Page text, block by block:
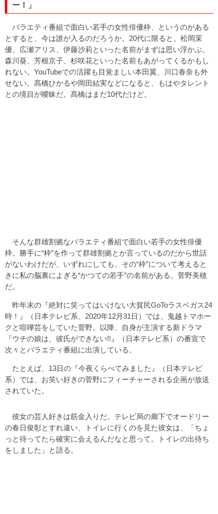
ー！」
バラエティ番組で面白い若手の女性俳優枠、というのがある
とすると、今は誰が入るのだろうか。20代に限ると、松岡茉
優、広瀬アリス、伊藤沙莉といった名前がまずは思い浮かぶ。
森川葵、芳根京子、杉咲花といった名前もあがってくるかもし
れない。YouTubeでの活躍も目覚ましい本田翼、川口春奈も外
せない。髙橋ひかるや岡田結実などになると、もはやタレント
との境目が曖昧だ。髙橋はまだ10代だけど。
そんな群雄割拠なバラエティ番組で面白い若手の女性俳優
枠。勝手に“枠”を作って群雄割拠とか言っているのだから世話
がないわけだが、いずれにしても、その“枠”について考えると
きに私の脳裏によぎる“かつての若手”の名前がある。菅野美穂
だ。
昨年末の『絶対に笑ってはいけない大貧民GoToラスベガス24
時！』（日本テレビ系、2020年12月31日）では、鬼越トマホー
クと喧嘩芸をしていた菅野。以降、自身が主演する新ドラマ
『ウチの娘は、彼氏ができない!!』（日本テレビ系）の番宣で
次々とバラエティ番組に出演している。
たとえば、13日の『今夜くらべてみました』（日本テレビ
系）では、お笑い好きの菅野にフィーチャーされる企画が放送
されていた。
彼女の芸人好きは筋金入りだ。テレビ局の廊下でオードリー
の春日俊彰とすれ違い、トイレに行くのを見た彼女は、「ちょ
っと待ってたら確実に会えるんだなと思って。トイレの出待ち
をしました」と語る。